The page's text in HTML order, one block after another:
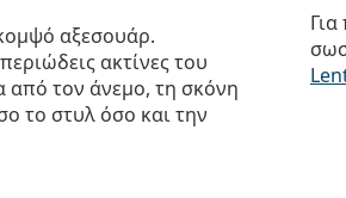
αξεσουάρ.
ακτίνες του
από τον άνεμο, τη σκόνη
το στυλ όσο και την